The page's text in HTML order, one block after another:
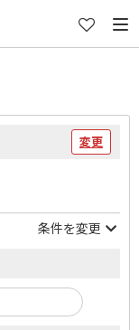
変更
条件を変更